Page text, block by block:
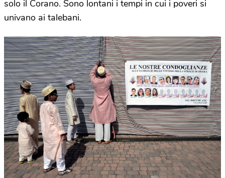
solo il Corano. Sono lontani i tempi in cui i poveri si
univano ai talebani.